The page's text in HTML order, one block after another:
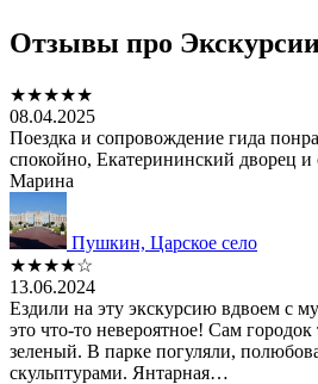
Отзывы про
★★★★★
08.04.2025
Поездка и сопровождение гида
спокойно, Екатерининский дворец и
Марина
Пушкин, Царское село
★★★★☆
13.06.2024
Ездили на эту экскурсию вдвоем с
это что-то невероятное! Сам
зеленый. В парке погуляли,
скульптурами. Янтарная…